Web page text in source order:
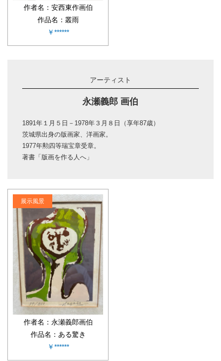
作者名：安西東作画伯
作品名：叢雨
￥******
アーティスト
永瀬義郎 画伯
1891年１月５日－1978年３月８日（享年87歳）
茨城県出身の版画家、洋画家。
1977年勲四等瑞宝章受章。
著書「版画を作る人へ」
展示風景
作者名：永瀬義郎画伯
作品名：ある驚き
￥******